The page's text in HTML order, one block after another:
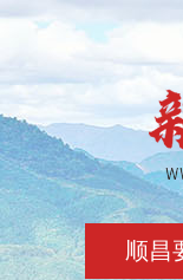
顺昌